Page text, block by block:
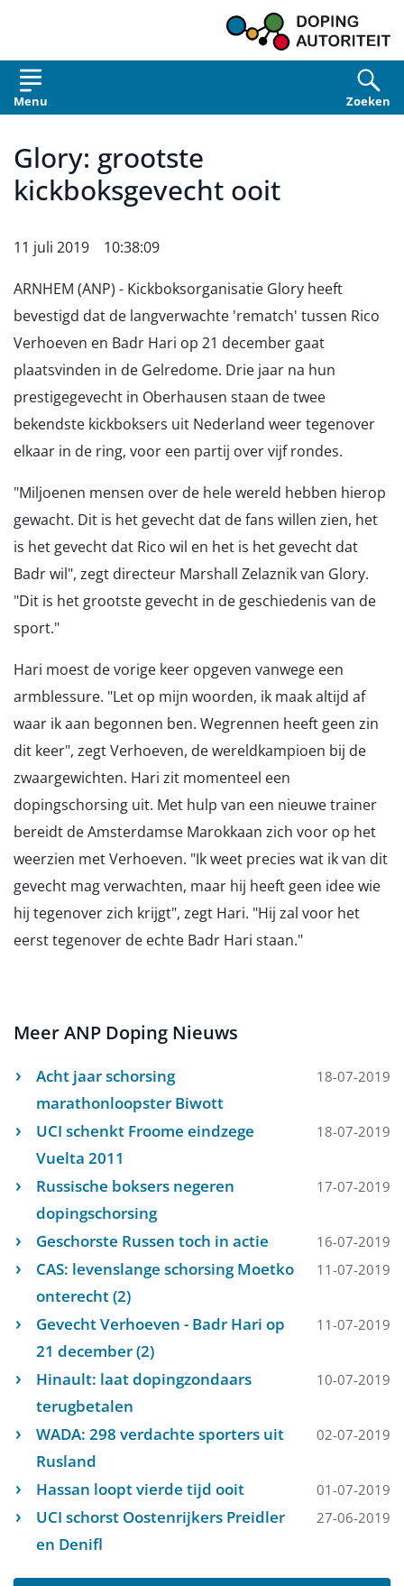
Menu Zoeken
Glory: grootste
kickboksgevecht ooit
11 juli 2019 10:38:09
ARNHEM (ANP) - Kickboksorganisatie Glory heeft
bevestigd dat de langverwachte 'rematch' tussen Rico
Verhoeven en Badr Hari op 21 december gaat
plaatsvinden in de Gelredome. Drie jaar na hun
prestigegevecht in Oberhausen staan de twee
bekendste kickboksers uit Nederland weer tegenover
elkaar in de ring, voor een partij over vijf rondes.
"Miljoenen mensen over de hele wereld hebben hierop
gewacht. Dit is het gevecht dat de fans willen zien, het
is het gevecht dat Rico wil en het is het gevecht dat
Badr wil", zegt directeur Marshall Zelaznik van Glory.
"Dit is het grootste gevecht in de geschiedenis van de
sport."
Hari moest de vorige keer opgeven vanwege een
armblessure. "Let op mijn woorden, ik maak altijd af
waar ik aan begonnen ben. Wegrennen heeft geen zin
dit keer", zegt Verhoeven, de wereldkampioen bij de
zwaargewichten. Hari zit momenteel een
dopingschorsing uit. Met hulp van een nieuwe trainer
bereidt de Amsterdamse Marokkaan zich voor op het
weerzien met Verhoeven. "Ik weet precies wat ik van dit
gevecht mag verwachten, maar hij heeft geen idee wie
hij tegenover zich krijgt", zegt Hari. "Hij zal voor het
eerst tegenover de echte Badr Hari staan."
Meer ANP Doping Nieuws
Acht jaar schorsing
marathonloopster Biwott
18-07-2019
UCI schenkt Froome eindzege
Vuelta 2011
18-07-2019
Russische boksers negeren
dopingschorsing
17-07-2019
Geschorste Russen toch in actie 16-07-2019
CAS: levenslange schorsing Moetko
onterecht (2)
11-07-2019
Gevecht Verhoeven - Badr Hari op
21 december (2)
11-07-2019
Hinault: laat dopingzondaars
terugbetalen
10-07-2019
WADA: 298 verdachte sporters uit
Rusland
02-07-2019
Hassan loopt vierde tijd ooit 01-07-2019
UCI schorst Oostenrijkers Preidler
en Denifl
27-06-2019